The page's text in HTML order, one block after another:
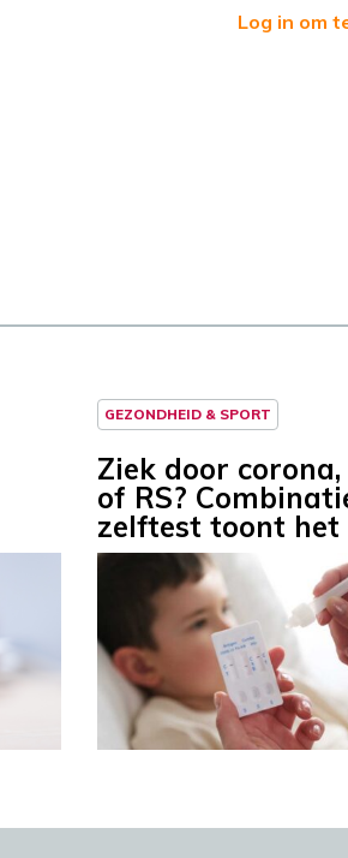
Log in om
GEZONDHEID & SPORT
Ziek door
of RS?
zelftest toont het